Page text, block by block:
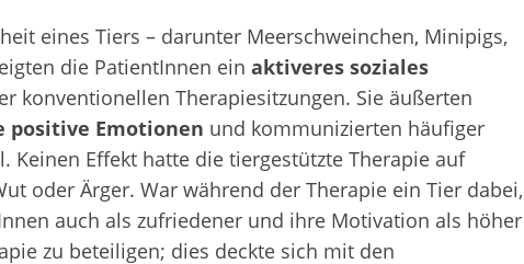
eines Tiers – darunter Meerschweinchen, Minipigs,
die PatientInnen ein aktiveres soziales
konventionellen Therapiesitzungen. Sie äußerten
positive Emotionen und kommunizierten häufiger
Keinen Effekt hatte die tiergestützte Therapie auf
oder Ärger. War während der Therapie ein Tier dabei,
auch als zufriedener und ihre Motivation als höher
zu beteiligen; dies deckte sich mit den